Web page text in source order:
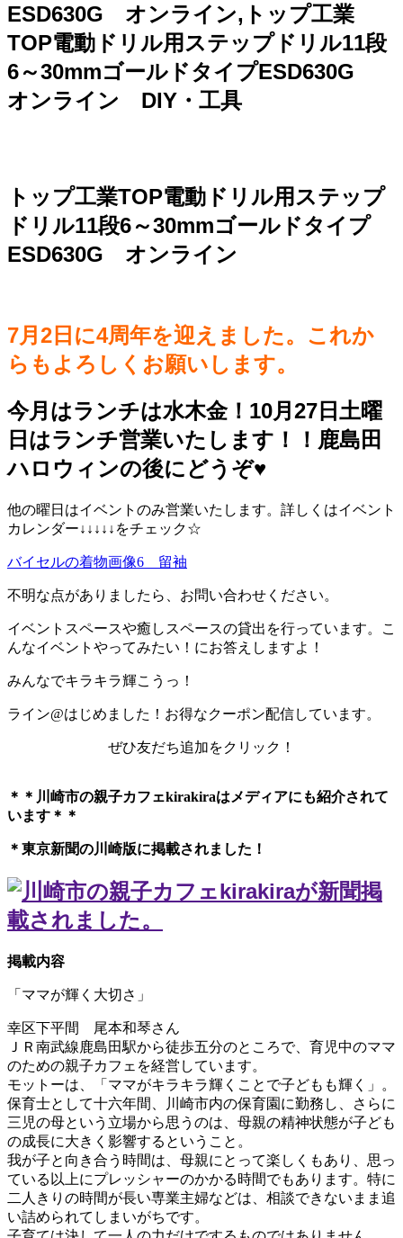
ESD630G オンライン,トップ工業
TOP電動ドリル用ステップドリル11段
6～30mmゴールドタイプESD630G
オンライン DIY・工具
トップ工業TOP電動ドリル用ステップ
ドリル11段6～30mmゴールドタイプ
ESD630G オンライン
7月2日に4周年を迎えました。これか
らもよろしくお願いします。
今月はランチは水木金！10月27日土曜
日はランチ営業いたします！！鹿島田
ハロウィンの後にどうぞ♥️
他の曜日はイベントのみ営業いたします。詳しくはイベント
カレンダー↓↓↓↓↓をチェック☆
バイセルの着物画像6 留袖
不明な点がありましたら、お問い合わせください。
イベントスペースや癒しスペースの貸出を行っています。こ
んなイベントやってみたい！にお答えしますよ！
みんなでキラキラ輝こうっ！
ライン@はじめました！お得なクーポン配信しています。
ぜひ友だち追加をクリック！
＊＊川崎市の親子カフェkirakiraは メディアにも紹介されて
います＊＊
＊東京新聞の川崎版に掲載されました！
掲載内容
「ママが輝く大切さ」
幸区下平間 尾本和琴さん
ＪＲ南武線鹿島田駅から徒歩五分のところで、育児中のママ
のための親子カフェを経営しています。
モットーは、「ママがキラキラ輝くことで子どもも輝く」。
保育士として十六年間、川崎市内の保育園に勤務し、さらに
三児の母という立場から思うのは、母親の精神状態が子ども
の成長に大きく影響するということ。
我が子と向き合う時間は、母親にとって楽しくもあり、思っ
ている以上にプレッシャーのかかる時間でもあります。特に
二人きりの時間が長い専業主婦などは、相談できないまま追
い詰められてしまいがちです。